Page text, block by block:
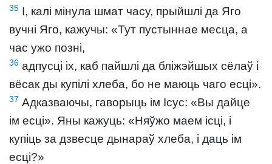
35 І, калі мінула шмат часу, прыйшлі да Яго
вучні Яго, кажучы: «Тут пустыннае месца, а
час ужо позні,
36 адпусці іх, каб пайшлі да бліжэйшых сёлаў і
вёсак ды купілі хлеба, бо не маюць чаго есці».
37 Адказваючы, гаворыць ім Ісус: «Вы дайце
ім есці». Яны кажуць: «Няўжо маем ісці, і
купіць за дзвесце дынараў хлеба, і даць ім
есці?»